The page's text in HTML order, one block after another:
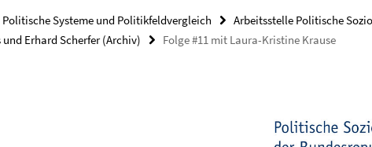
Politische Systeme und Politikfeldvergleich
Arbeitsstelle Politische
Erhard Scherfer (Archiv) Folge #11 mit Laura-Kristine Krause